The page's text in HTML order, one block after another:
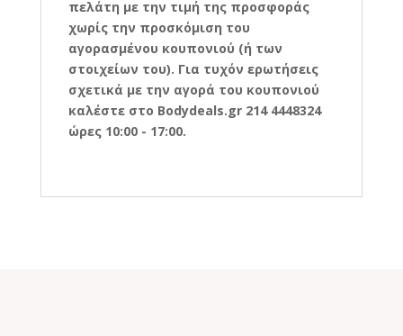
πελάτη με την τιμή της προσφοράς
χωρίς την προσκόμιση του
αγορασμένου κουπονιού (ή των
στοιχείων του). Για τυχόν ερωτήσεις
σχετικά με την αγορά του κουπονιού
καλέστε στο Bodydeals.gr 214 4448324
ώρες 10:00 - 17:00.